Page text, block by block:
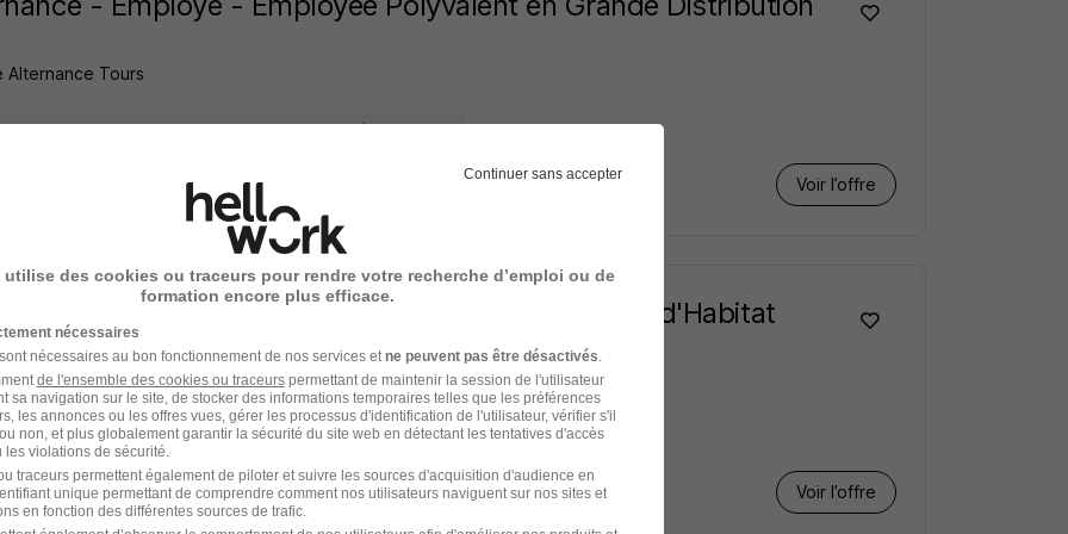
Alternance Tours
37 Alternance 492,22 - 1 823,06 € / mois 24 mois
Voir l’offre
- Commercial - Commerciale en Rénovation d'Habitat
Alternance Tours
37 Alternance 492,22 - 1 823,06 € / mois 24 mois
Voir l’offre
Continuer sans accepter
utilise des cookies ou traceurs pour rendre votre recherche d’emploi ou de
formation encore plus efficace.
nécessaires
nécessaires au bon fonctionnement de nos services et ne peuvent pas être désactivés
de l'ensemble des cookies ou traceurspermettant de maintenir la session de l'utilisateur
sa navigation sur le site, de stocker des informations temporaires telles que les préférences
les annonces ou les offres vues, gérer les processus d'identification de l'utilisateur, vérifier s'il
non, et plus globalement garantir la sécurité du site web en détectant les tentatives d'accès
violations de sécurité.
traceurs permettent également de piloter et suivre les sources d'acquisition d'audience en
unique permettant de comprendre comment nos utilisateurs naviguent sur nos sites et
en fonction des différentes sources de trafic.